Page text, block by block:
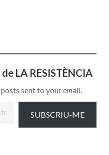
LA RESISTÈNCIA
sent to your email.
SUBSCRIU-ME